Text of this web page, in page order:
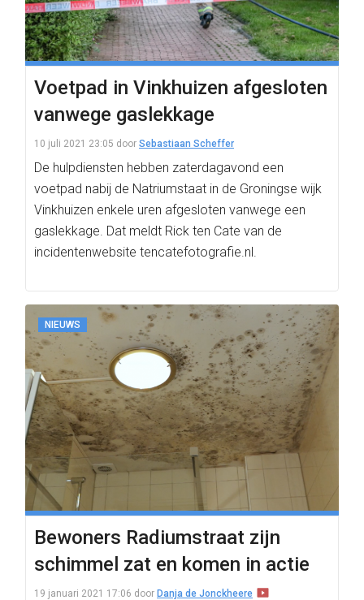
Voetpad in Vinkhuizen afgesloten
vanwege gaslekkage
10 juli 2021 23:05 door Sebastiaan Scheffer
De hulpdiensten hebben zaterdagavond een
voetpad nabij de Natriumstaat in de Groningse wijk
Vinkhuizen enkele uren afgesloten vanwege een
gaslekkage. Dat meldt Rick ten Cate van de
incidentenwebsite tencatefotografie.nl.
NIEUWS
Bewoners Radiumstraat zijn
schimmel zat en komen in actie
19 januari 2021 17:06 door Danja de Jonckheere